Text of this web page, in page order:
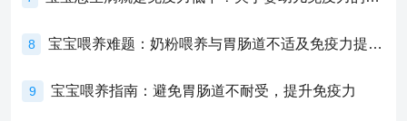
8 宝宝喂养难题：奶粉喂养与胃肠道不适及免疫力提升的奥秘
9 宝宝喂养指南：避免胃肠道不耐受，提升免疫力